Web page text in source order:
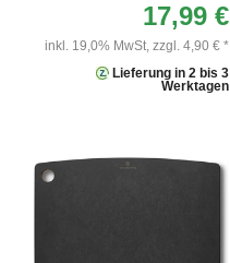
17,99 €
inkl. 19,0% MwSt, zzgl. 4,90 € *
Lieferung in 2 bis 3
Werktagen